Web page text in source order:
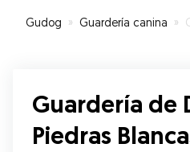
Gudog » Guardería canina »
Guardería de
Piedras